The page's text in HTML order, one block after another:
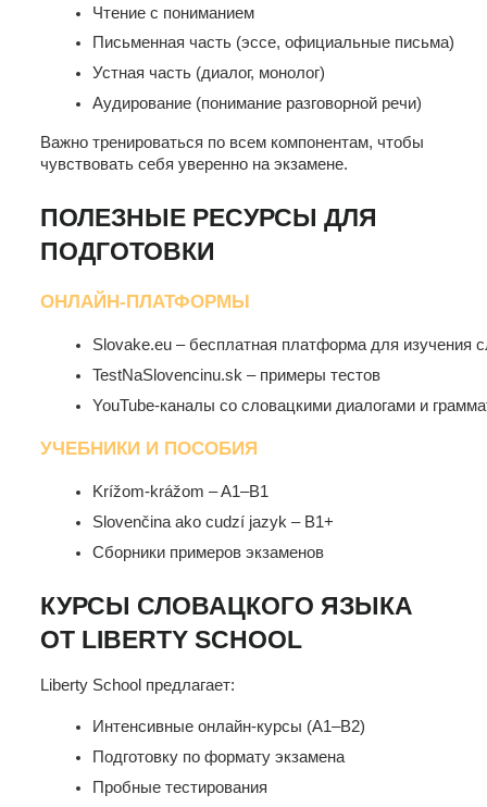
Чтение с пониманием
Письменная часть (эссе, официальные письма)
Устная часть (диалог, монолог)
Аудирование (понимание разговорной речи)
Важно тренироваться по всем компонентам, чтобы
чувствовать себя уверенно на экзамене.
ПОЛЕЗНЫЕ РЕСУРСЫ ДЛЯ
ПОДГОТОВКИ
ОНЛАЙН-ПЛАТФОРМЫ
Slovake.eu – бесплатная платформа для изучения
TestNaSlovencinu.sk – примеры тестов
YouTube-каналы со словацкими диалогами и
УЧЕБНИКИ И ПОСОБИЯ
Krížom-krážom – A1–B1
Slovenčina ako cudzí jazyk – B1+
Сборники примеров экзаменов
КУРСЫ СЛОВАЦКОГО ЯЗЫКА
ОТ LIBERTY SCHOOL
Liberty School предлагает:
Интенсивные онлайн-курсы (A1–B2)
Подготовку по формату экзамена
Пробные тестирования